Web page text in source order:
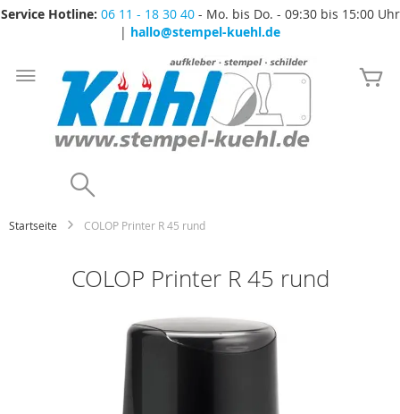
Service Hotline: 06 11 - 18 30 40- Mo. bis Do. - 09:30 bis 15:00 Uhr
| hallo@stempel-kuehl.de
Zum
Inhalt
springen
Startseite COLOP Printer R 45 rund
COLOP Printer R 45 rund